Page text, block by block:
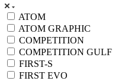
ATOM
ATOM GRAPHIC
COMPETITION
COMPETITION GULF
FIRST-S
FIRST EVO